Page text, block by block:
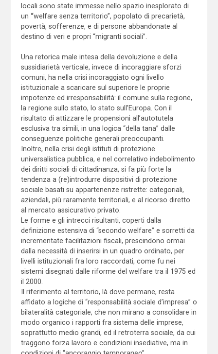
locali sono state immesse nello spazio inesplorato di
un “welfare senza territorio”, popolato di precarietà,
povertà, sofferenze, e di persone abbandonate al
destino di veri e propri “migranti sociali”.
Una retorica male intesa della devoluzione e della
sussidiarietà verticale, invece di incoraggiare sforzi
comuni, ha nella crisi incoraggiato ogni livello
istituzionale a scaricare sul superiore le proprie
impotenze ed irresponsabilità: il comune sulla regione,
la regione sullo stato, lo stato sull’Europa. Con il
risultato di attizzare le propensioni all’autotutela
esclusiva tra simili, in una logica “della tana” dalle
conseguenze politiche generali preoccupanti.
Inoltre, nella crisi degli istituti di protezione
universalistica pubblica, e nel correlativo indebolimento
dei diritti sociali di cittadinanza, si fa più forte la
tendenza a (re)introdurre dispositivi di protezione
sociale basati su appartenenze ristrette: categoriali,
aziendali, più raramente territoriali, e al ricorso diretto
al mercato assicurativo privato.
Le forme e gli intrecci risultanti, coperti dalla
definizione estensiva di “secondo welfare” e sorretti da
incrementate facilitazioni fiscali, prescindono ormai
dalla necessità di inserirsi in un quadro ordinato, per
livelli istituzionali fra loro raccordati, come fu nei
sistemi disegnati dalle riforme del welfare tra il 1975 ed
il 2000.
Il riferimento al territorio, là dove permane, resta
affidato a logiche di “responsabilità sociale d’impresa” o
bilateralità categoriale, che non mirano a consolidare in
modo organico i rapporti fra sistema delle imprese,
soprattutto medio grandi, ed il retroterra sociale, da cui
traggono forza lavoro e condizioni insediative, ma in